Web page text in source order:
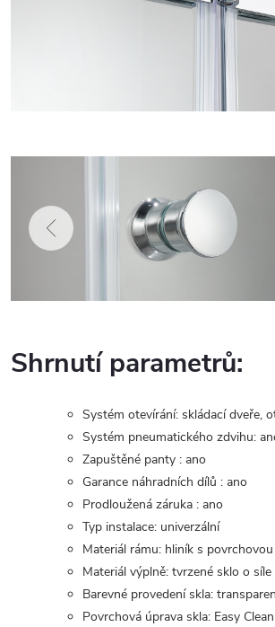
Shrnutí parametrů:
Systém otevírání: skládací dveře,
Systém pneumatického zdvihu:
Zapuštěné panty : ano
Garance náhradních dílů : ano
Prodloužená záruka : ano
Typ instalace: univerzální
Materiál rámu: hliník s
Materiál výplně: tvrzené sklo o
Barevné provedení skla:
Povrchová úprava skla: Easy